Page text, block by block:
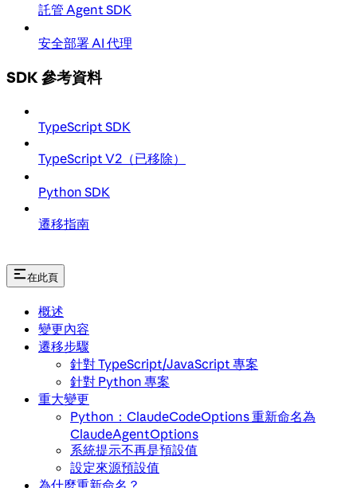
託管 Agent SDK
安全部署 AI 代理
SDK 參考資料
TypeScript SDK
TypeScript V2（已移除）
Python SDK
遷移指南
在此頁
概述
變更內容
遷移步驟
針對 TypeScript/JavaScript 專案
針對 Python 專案
重大變更
Python：ClaudeCodeOptions 重新命名為
ClaudeAgentOptions
系統提示不再是預設值
設定來源預設值